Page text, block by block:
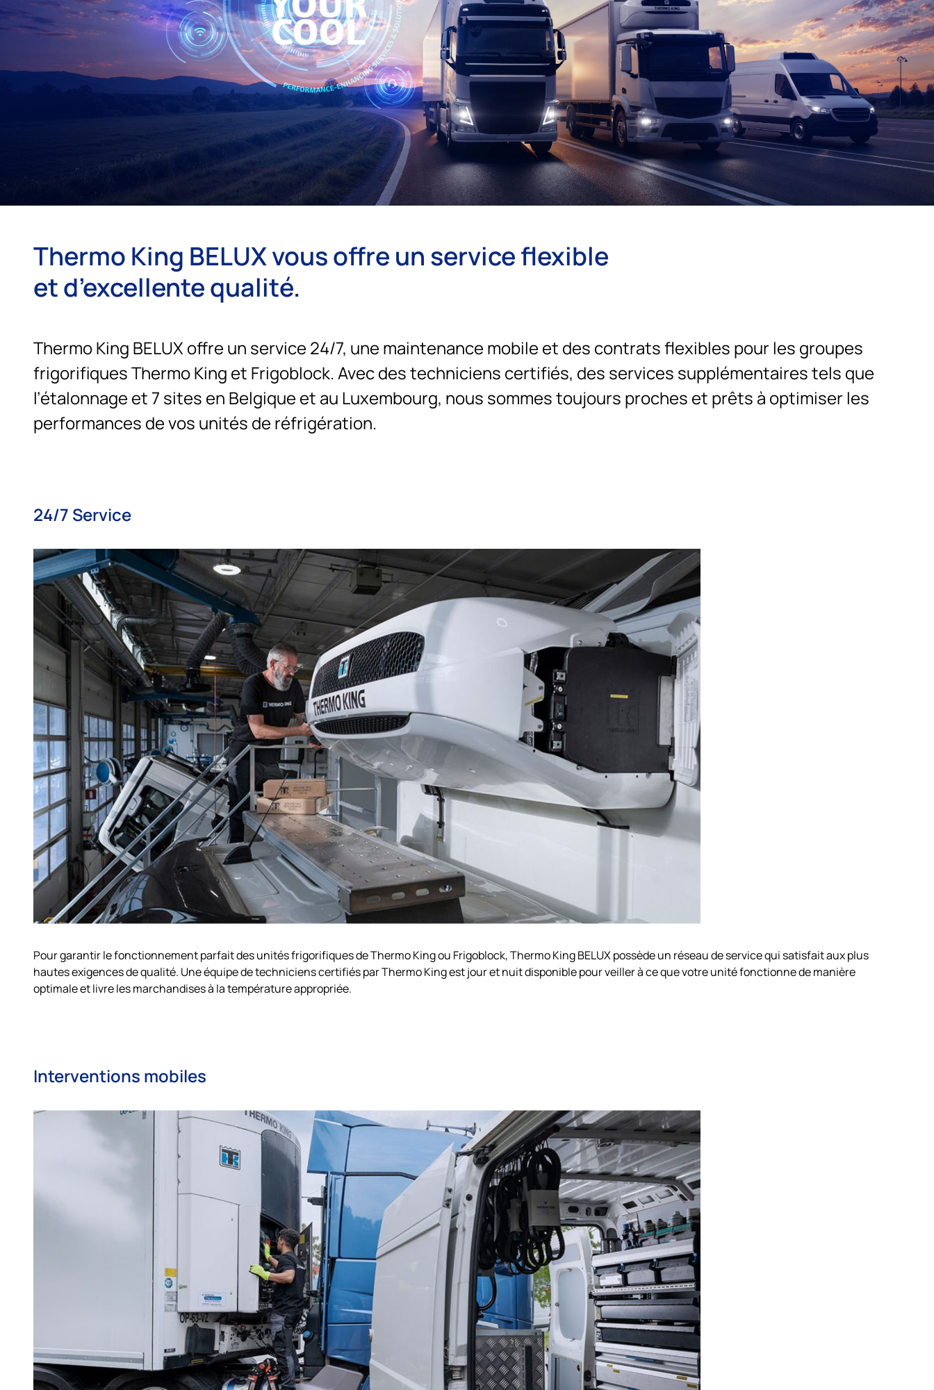
Thermo King BELUX vous offre un service flexible
et d’excellente qualité.
Thermo King BELUX offre un service 24/7, une maintenance mobile et des contrats flexibles pour les groupes
frigorifiques Thermo King et Frigoblock. Avec des techniciens certifiés, des services supplémentaires tels que
l’étalonnage et 7 sites en Belgique et au Luxembourg, nous sommes toujours proches et prêts à optimiser les
performances de vos unités de réfrigération.
24/7 Service
Pour garantir le fonctionnement parfait des unités frigorifiques de Thermo King ou Frigoblock, Thermo King BELUX possède un réseau de service qui satisfait aux plus
hautes exigences de qualité. Une équipe de techniciens certifiés par Thermo King est jour et nuit disponible pour veiller à ce que votre unité fonctionne de manière
optimale et livre les marchandises à la température appropriée.
Interventions mobiles